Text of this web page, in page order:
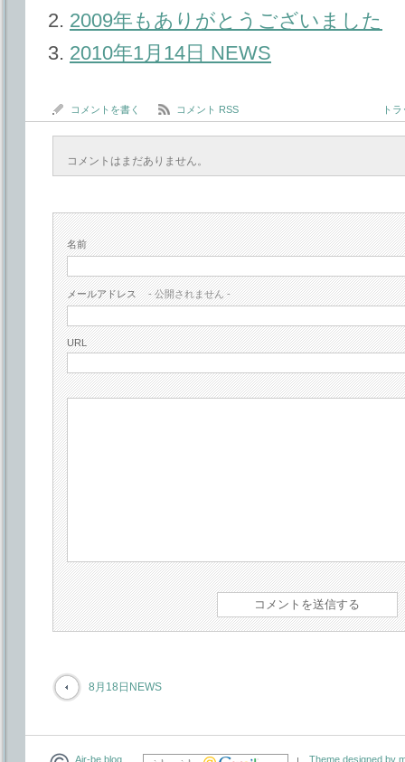
2009年もありがとうございました
2010年1月14日 NEWS
コメントを書く コメント RSS ト
コメントはまだありません。
名前
メールアドレス - 公開されません -
URL
8月18日NEWS
Air-be blog Theme designed by